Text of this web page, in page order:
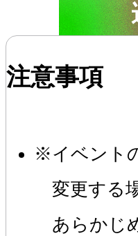
注意事項
イベント
変更する
あらかじ